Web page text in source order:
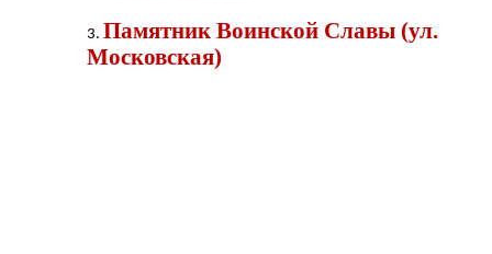
Памятник Воинской Славы (ул.
Московская)